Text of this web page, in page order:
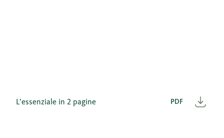
PDF
L’essenziale in 2 pagine